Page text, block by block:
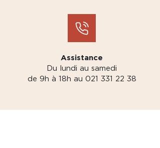
Assistance
Du lundi au samedi
de 9h à 18h au 021 331 22 38